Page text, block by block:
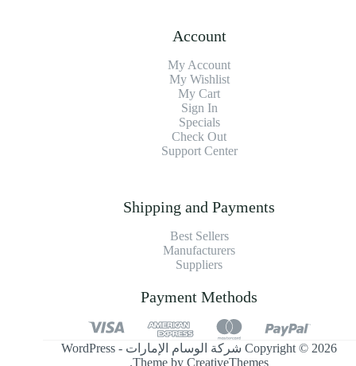
Account
My Account
My Wishlist
My Cart
Sign In
Specials
Check Out
Support Center
Shipping and Payments
Best Sellers
Manufacturers
Suppliers
Payment Methods
Copyright © 2026 شركة الوسام الإمارات - WordPress
Theme byCreativeThemes
.